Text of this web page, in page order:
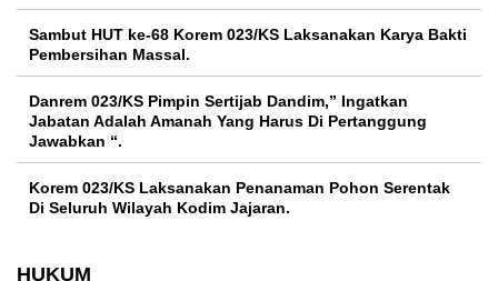
Sambut HUT ke-68 Korem 023/KS Laksanakan Karya Bakti
Pembersihan Massal.
Danrem 023/KS Pimpin Sertijab Dandim,” Ingatkan
Jabatan Adalah Amanah Yang Harus Di Pertanggung
Jawabkan “.
Korem 023/KS Laksanakan Penanaman Pohon Serentak
Di Seluruh Wilayah Kodim Jajaran.
HUKUM